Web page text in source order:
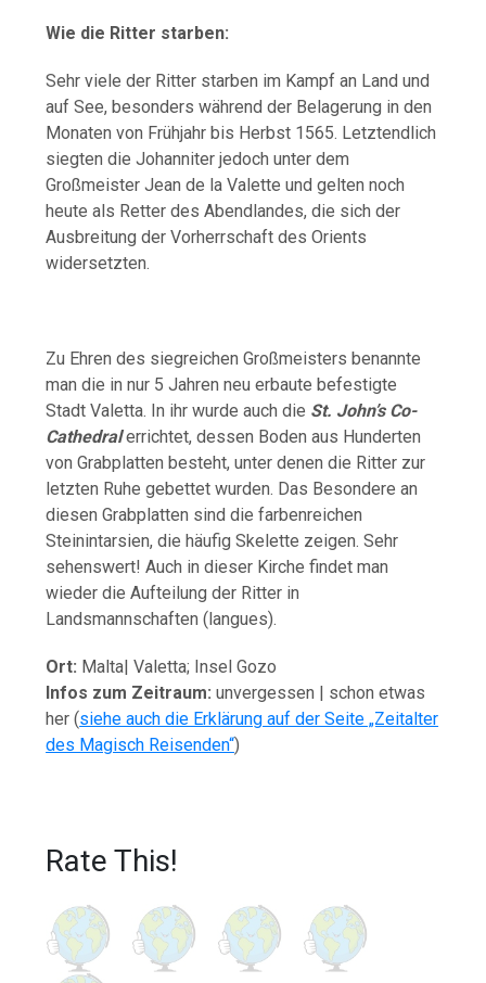
Wie die Ritter starben:
Sehr viele der Ritter starben im Kampf an Land und
auf See, besonders während der Belagerung in den
Monaten von Frühjahr bis Herbst 1565. Letztendlich
siegten die Johanniter jedoch unter dem
Großmeister Jean de la Valette und gelten noch
heute als Retter des Abendlandes, die sich der
Ausbreitung der Vorherrschaft des Orients
widersetzten.
Zu Ehren des siegreichen Großmeisters benannte
man die in nur 5 Jahren neu erbaute befestigte
Stadt Valetta. In ihr wurde auch die St. John’s Co-
Cathedralerrichtet, dessen Boden aus Hunderten
von Grabplatten besteht, unter denen die Ritter zur
letzten Ruhe gebettet wurden. Das Besondere an
diesen Grabplatten sind die farbenreichen
Steinintarsien, die häufig Skelette zeigen. Sehr
sehenswert! Auch in dieser Kirche findet man
wieder die Aufteilung der Ritter in
Landsmannschaften (langues).
Ort: Malta| Valetta; Insel Gozo
Infos zum Zeitraum:unvergessen | schon etwas
her (siehe auch die Erklärung auf der Seite „Zeitalter
des Magisch Reisenden“)
Rate This!